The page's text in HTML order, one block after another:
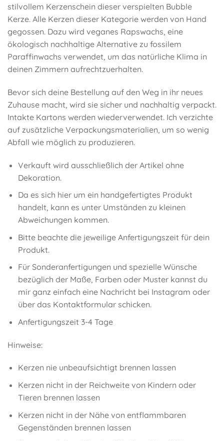
stilvollem Kerzenschein dieser verspielten Bubble
Kerze. Alle Kerzen dieser Kategorie werden von Hand
gegossen. Dazu wird veganes Rapswachs, eine
ökologisch nachhaltige Alternative zu fossilem
Paraffinwachs verwendet, um das natürliche Klima in
deinen Zimmern aufrechtzuerhalten.
Bevor sich deine Bestellung auf den Weg in ihr neues
Zuhause macht, wird sie sicher und nachhaltig verpackt.
Intakte Kartons werden wiederverwendet. Ich verzichte
auf zusätzliche Verpackungsmaterialien, um so wenig
Abfall wie möglich zu produzieren.
Verkauft wird ausschließlich der Artikel ohne
Dekoration.
Da es sich hier um ein handgefertigtes Produkt
handelt, kann es unter Umständen zu kleinen
Abweichungen kommen.
Bitte beachte die jeweilige Anfertigungszeit für dein
Produkt.
Für Sonderanfertigungen und spezielle Wünsche
bezüglich der Maße, Farben oder Muster kannst du
mir ganz einfach eine Nachricht bei Instagram oder
über das Kontaktformular schicken.
Anfertigungszeit 3-4 Tage
Hinweise:
Kerzen nie unbeaufsichtigt brennen lassen
Kerzen nicht in der Reichweite von Kindern oder
Tieren brennen lassen
Kerzen nicht in der Nähe von entflammbaren
Gegenständen brennen lassen